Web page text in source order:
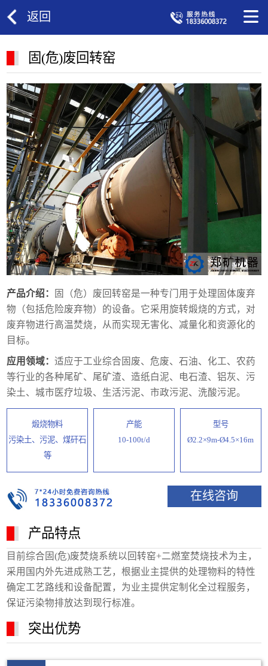
返回
固(危)废回转窑
产品介绍：
固（危）废回转窑是一种专门用于处理固体废弃
物（包括危险废弃物）的设备。它采用旋转煅烧的方式，对
废弃物进行高温焚烧，从而实现无害化、减量化和资源化的
目标。
应用领域：适应于工业综合固废、危废、石油、化工、农药
等行业的各种尾矿、尾矿渣、造纸白泥、电石渣、铝灰、污
染土、城市医疗垃圾、生活污泥、市政污泥、洗酸污泥。
煅烧物料
污染土、污泥、煤矸石
等
产能
10-100t/d
型号
Ø2.2×9m-Ø4.5×16m
在线咨询
产品特点
目前综合固(危)废焚烧系统以回转窑+二燃室焚烧技术为主，
采用国内外先进成熟工艺，根据业主提供的处理物料的特性
确定工艺路线和设备配置，为业主提供定制化全过程服务，
保证污染物排放达到现行标准。
突出优势